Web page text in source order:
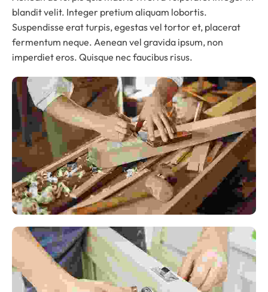
blandit velit. Integer pretium aliquam lobortis.
Suspendisse erat turpis, egestas vel tortor et, placerat
fermentum neque. Aenean vel gravida ipsum, non
imperdiet eros. Quisque nec faucibus risus.